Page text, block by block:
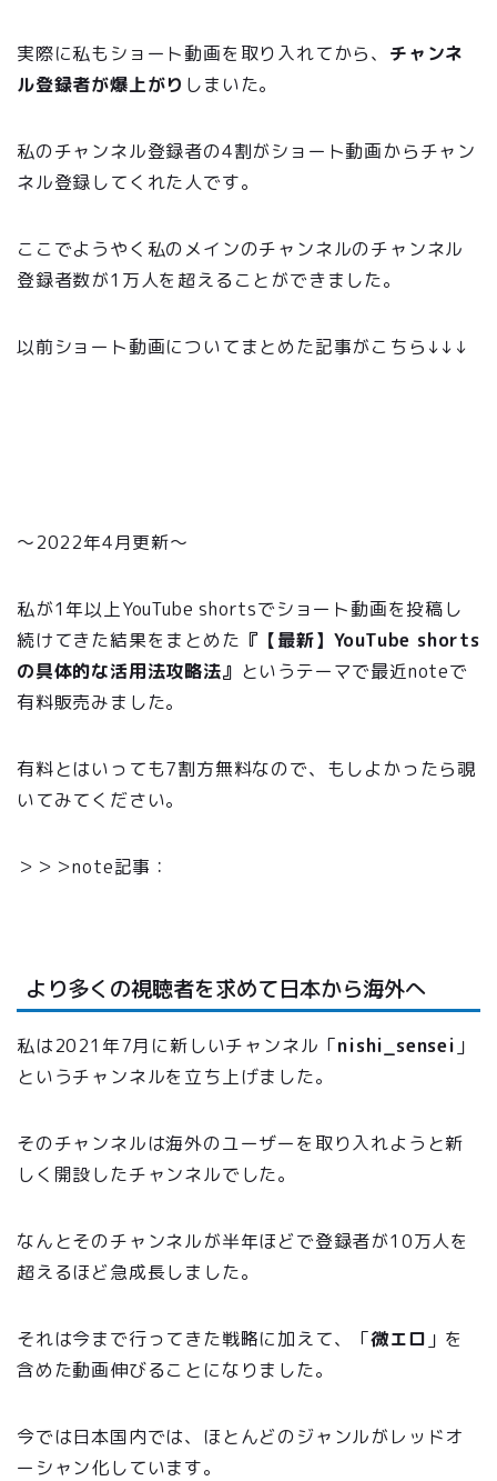
実際に私もショート動画を取り入れてから、 チャンネ
ル登録者が爆上がり しまいた。
私のチャンネル登録者の4割がショート動画からチャン
ネル登録してくれた人です。
ここでようやく私のメインのチャンネルのチャンネル
登録者数が1万人を超えることができました。
以前ショート動画についてまとめた記事がこちら↓↓↓
〜2022年4月更新〜
私が1年以上YouTube shortsでショート動画を投稿し
続けてきた結果をまとめた 『【最新】YouTube shorts
の具体的な活用法攻略法』 というテーマで最近noteで
有料販売みました。
有料とはいっても7割方無料なので、もしよかったら覗
いてみてください。
＞＞＞note記事：
より多くの視聴者を求めて日本から海外へ
私は2021年7月に新しいチャンネル「nishi_sensei 」
というチャンネルを立ち上げました。
そのチャンネルは海外のユーザーを取り入れようと新
しく開設したチャンネルでした。
なんとそのチャンネルが半年ほどで登録者が10万人を
超えるほど急成長しました。
それは今まで行ってきた戦略に加えて、「微エロ 」を
含めた動画伸びることになりました。
今では日本国内では、ほとんどのジャンルがレッドオ
ーシャン化しています。